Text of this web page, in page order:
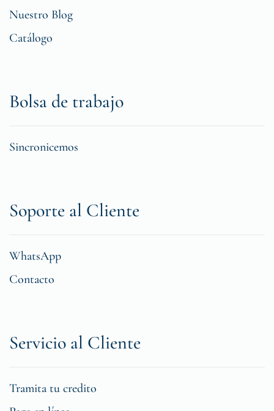
Nuestro Blog
Catálogo
Bolsa de trabajo
Sincronicemos
Soporte al Cliente
WhatsApp
Contacto
Servicio al Cliente
Tramita tu credito